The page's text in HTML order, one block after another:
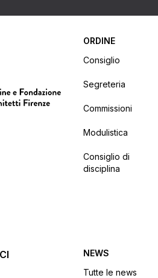
ORDINE
Consiglio
Segreteria
Commissioni
Modulistica
Consiglio di
disciplina
NEWS
Tutte le news